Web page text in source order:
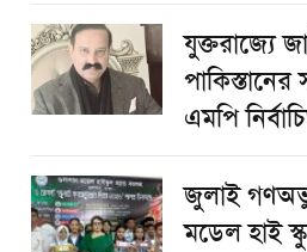
যুক্তরাজ্যে
পাকিস্তানের
এমপি
জুলাই
মডেল হাই